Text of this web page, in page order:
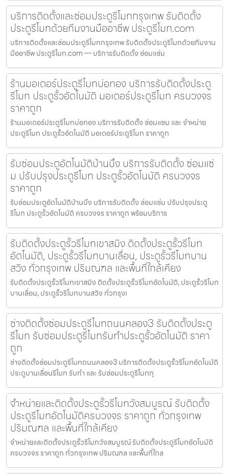
บริการติดตั้งและซ่อมประตูรีโมทกรุงเทพ รับติดตั้ง
ประตูรีโมทด้วยทีมงานมืออาชีพ ประตูรีโมท.com
บริการติดตั้งและซ่อมประตูรีโมทกรุงเทพ รับติดตั้งประตูรีโมทด้วยทีมงาน
มืออาชีพ ประตูรีโมท.com — บริการรับติดตั้ง ซ่อมแซ่ม
ร้านมอเตอร์ประตูรีโมทบ่อทอง บริการรับติดตั้งประตู
รีโมท ประตูรั้วอัตโนมัติ มอเตอร์ประตูรีโมท ครบวงจร
ราคาถูก
ร้านมอเตอร์ประตูรีโมทบ่อทอง บริการรับติดตั้ง ซ่อมแซม และ จำหน่าย
ประตูรีโมท ประตูรั้วอัตโนมัติ มอเตอร์ประตูรีโมท ราคาถูก
รับซ่อมประตูอัตโนมัติบ้านบึง บริการรับติดตั้ง ซ่อมแซ่
ม ปรับปรุงประตูรีโมท ประตูรั้วอัตโนมัติ ครบวงจร
ราคาถูก
รับซ่อมประตูอัตโนมัติบ้านบึง บริการรับติดตั้ง ซ่อมแซ่ม ปรับปรุงประตู
รีโมท ประตูรั้วอัตโนมัติ ครบวงจร ราคาถูก พร้อมบริการ
รับติดตั้งประตูรั้วรีโมทเขาสมิง ติดตั้งประตูรั้วรีโมท
อัตโนมัติ, ประตูรั้วรีโมทบานเลื่อน, ประตูรั้วรีโมทบาน
สวิง ทั่วกรุงเทพ ปริมณฑล และพื้นที่ใกล้เคียง
รับติดตั้งประตูรั้วรีโมทเขาสมิง ติดตั้งประตูรั้วรีโมทอัตโนมัติ, ประตูรั้วรีโมท
บานเลื่อน, ประตูรั้วรีโมทบานสวิง ทั่วกรุงเ
ช่างติดตั้งซ่อมประตูรีโมทถนนคลอง3 รับติดตั้งประตู
รีโมท รับซ่อมประตูรีโมทรับทำประตูรั้วอัตโนมัติ ราคา
ถูก
ช่างติดตั้งซ่อมประตูรีโมทถนนคลอง3 บริการติดตั้งประตูรั้วรีโมทอัตโนมัติ
ประตูบานเลื่อนรีโมท รับทำ และ รับซ่อมประตูรีโมททุ
จำหน่ายและติดตั้งประตูรั้วรีโมทวังสมบูรณ์ รับติดตั้ง
ประตูรีโมทอัตโนมัติครบวงจร ราคาถูก ทั่วกรุงเทพ
ปริมณฑล และพื้นที่ใกล้เคียง
จำหน่ายและติดตั้งประตูรั้วรีโมทวังสมบูรณ์ รับติดตั้งประตูรีโมทอัตโนมัติ
ครบวงจร ราคาถูก ทั่วกรุงเทพ ปริมณฑล และพื้นที่ใกล